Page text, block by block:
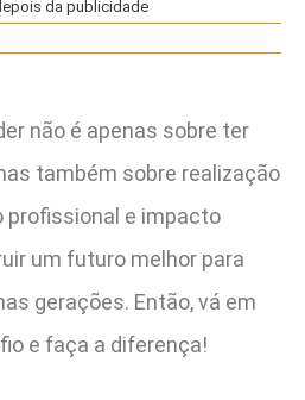
da publicidade
não é apenas sobre ter
também sobre realização
profissional e impacto
um futuro melhor para
gerações. Então, vá em
e faça a diferença!